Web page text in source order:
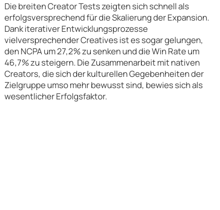
Die breiten Creator Tests zeigten sich schnell als
erfolgsversprechend für die Skalierung der Expansion.
Dank iterativer Entwicklungsprozesse
vielversprechender Creatives ist es sogar gelungen,
den NCPA um 27,2% zu senken und die Win Rate um
46,7% zu steigern. Die Zusammenarbeit mit nativen
Creators, die sich der kulturellen Gegebenheiten der
Zielgruppe umso mehr bewusst sind, bewies sich als
wesentlicher Erfolgsfaktor.